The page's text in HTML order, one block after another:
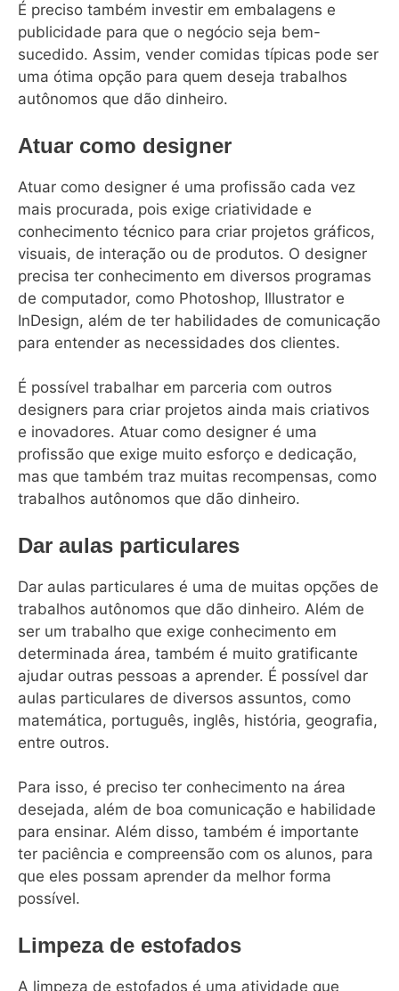
É preciso também investir em embalagens e
publicidade para que o negócio seja bem-
sucedido. Assim, vender comidas típicas pode ser
uma ótima opção para quem deseja trabalhos
autônomos que dão dinheiro.
Atuar como designer
Atuar como designer é uma profissão cada vez
mais procurada, pois exige criatividade e
conhecimento técnico para criar projetos gráficos,
visuais, de interação ou de produtos. O designer
precisa ter conhecimento em diversos programas
de computador, como Photoshop, Illustrator e
InDesign, além de ter habilidades de comunicação
para entender as necessidades dos clientes.
É possível trabalhar em parceria com outros
designers para criar projetos ainda mais criativos
e inovadores. Atuar como designer é uma
profissão que exige muito esforço e dedicação,
mas que também traz muitas recompensas, como
trabalhos autônomos que dão dinheiro.
Dar aulas particulares
Dar aulas particulares é uma de muitas opções de
trabalhos autônomos que dão dinheiro. Além de
ser um trabalho que exige conhecimento em
determinada área, também é muito gratificante
ajudar outras pessoas a aprender. É possível dar
aulas particulares de diversos assuntos, como
matemática, português, inglês, história, geografia,
entre outros.
Para isso, é preciso ter conhecimento na área
desejada, além de boa comunicação e habilidade
para ensinar. Além disso, também é importante
ter paciência e compreensão com os alunos, para
que eles possam aprender da melhor forma
possível.
Limpeza de estofados
A limpeza de estofados é uma atividade que